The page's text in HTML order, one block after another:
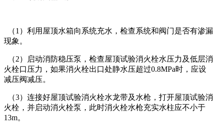
（1）利用屋顶水箱向系统充水，检查系统和阀门是否有渗漏
现象。
（2）启动消防稳压泵，检查屋顶试验消火栓水压力及低层消
火栓口压力，如果消火栓出口处静水压超过0.8MPa时，应设
减压阀减压。
（3）连接好屋顶试验消火栓水龙带及水枪，打开屋顶试验消
火栓，并启动消火栓泵，此时消火栓水枪充实水柱应不小于
13m。